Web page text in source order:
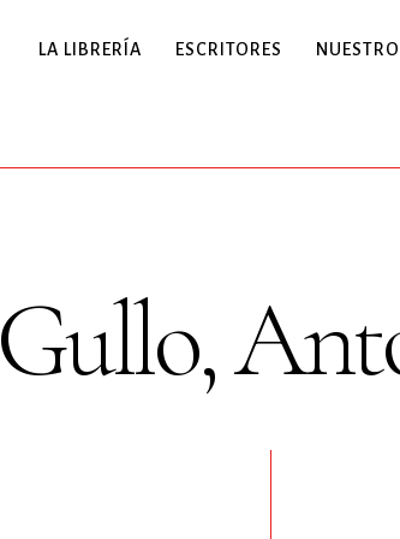
LA LIBRERÍA ESCRITORES
Gullo,